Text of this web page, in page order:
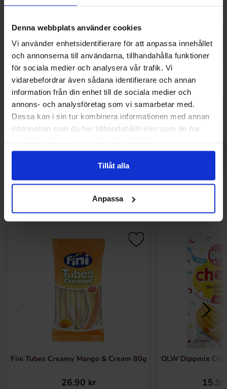
Denna webbplats använder cookies
Vi använder enhetsidentifierare för att anpassa innehållet
och annonserna till användarna, tillhandahålla funktioner
för sociala medier och analysera vår trafik. Vi
vidarebefordrar även sådana identifierare och annan
information från din enhet till de sociala medier och
annons- och analysföretag som vi samarbetar med.
Dessa kan i sin tur kombinera informationen med annan
information som du har tillhandahållit eller som de har
Tillåt alla
Anpassa
Wilhelmina Pepermunt 200g
46.90 kr
Kjøp
Andre kjøpte også
Fini Tubes Creamy Mango & Cream 80g
26.90 kr
OLW Dippmix